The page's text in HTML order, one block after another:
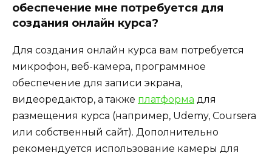
обеспечение мне потребуется для
создания онлайн курса?
Для создания онлайн курса вам потребуется
микрофон, веб-камера, программное
обеспечение для записи экрана,
видеоредактор, а также платформа для
размещения курса (например, Udemy, Coursera
или собственный сайт). Дополнительно
рекомендуется использование камеры для